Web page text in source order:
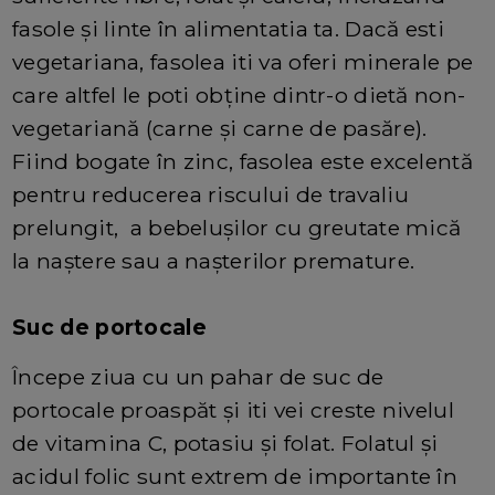
fasole și linte în alimentatia ta. Dacă esti
vegetariana, fasolea iti va oferi minerale pe
care altfel le poti obține dintr-o dietă non-
vegetariană (carne și carne de pasăre).
Fiind bogate în zinc, fasolea este excelentă
pentru reducerea riscului de travaliu
prelungit, a bebelușilor cu greutate mică
la naștere sau a nașterilor premature.
Suc de portocale
Începe ziua cu un pahar de suc de
portocale proaspăt și iti vei creste nivelul
de vitamina C, potasiu și folat. Folatul și
acidul folic sunt extrem de importante în